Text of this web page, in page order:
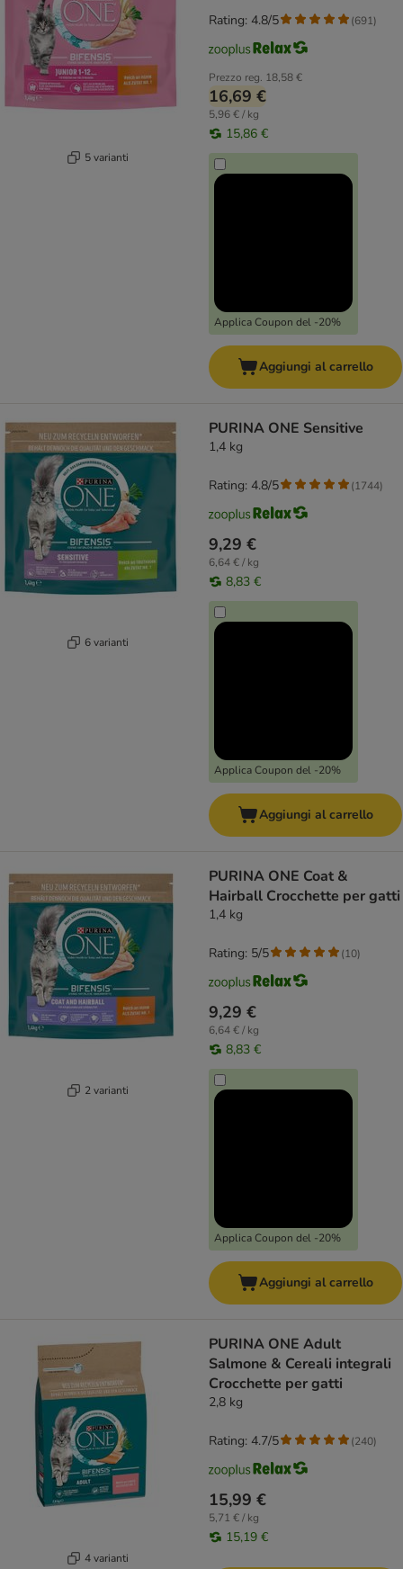
5 varianti
Prezzo reg. 18,58 €
16,69 €
5,96 € / kg
15,86 €
Applica Coupon del -20%
Rating: 4.8/5 (691)
Aggiungi al carrello
6 varianti
PURINA ONE Sensitive
1,4 kg
9,29 €
6,64 € / kg
8,83 €
Applica Coupon del -20%
Rating: 4.8/5 (1744)
Aggiungi al carrello
2 varianti
PURINA ONE Coat &
Hairball Crocchette per gatti
1,4 kg
9,29 €
6,64 € / kg
8,83 €
Applica Coupon del -20%
Rating: 5/5 (10)
Aggiungi al carrello
4 varianti
PURINA ONE Adult
Salmone & Cereali integrali
Crocchette per gatti
2,8 kg
15,99 €
5,71 € / kg
15,19 €
Rating: 4.7/5 (240)